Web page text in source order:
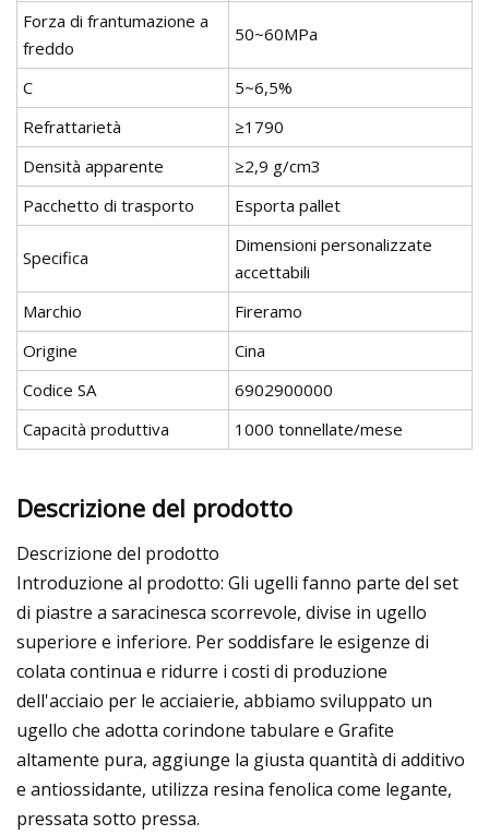
Forza di frantumazione a
freddo
50~60MPa
C
5~6,5%
Refrattarietà
≥1790
Densità apparente
≥2,9 g/cm3
Pacchetto di trasporto
Esporta pallet
Specifica
Dimensioni personalizzate
accettabili
Marchio
Fireramo
Origine
Cina
Codice SA
6902900000
Capacità produttiva
1000 tonnellate/mese
Descrizione del prodotto
Descrizione del prodotto
Introduzione al prodotto: Gli ugelli fanno parte del set
di piastre a saracinesca scorrevole, divise in ugello
superiore e inferiore. Per soddisfare le esigenze di
colata continua e ridurre i costi di produzione
dell'acciaio per le acciaierie, abbiamo sviluppato un
ugello che adotta corindone tabulare e Grafite
altamente pura, aggiunge la giusta quantità di additivo
e antiossidante, utilizza resina fenolica come legante,
pressata sotto pressa.